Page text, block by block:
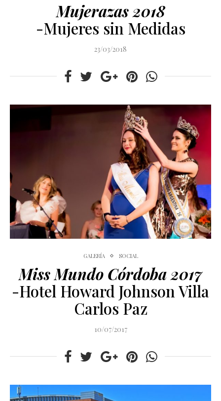
Mujerazas 2018
-Mujeres sin Medidas
23/03/2018
GALERÍA SOCIAL
Miss Mundo Córdoba 2017
-Hotel Howard Johnson Villa
Carlos Paz
10/07/2017